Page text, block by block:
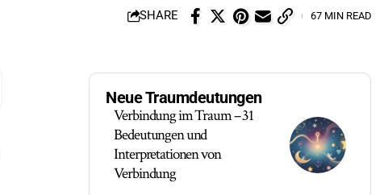
SHARE 67 MIN READ
Neue Traumdeutungen
Verbindung im Traum – 31
Bedeutungen und
Interpretationen von
Verbindung